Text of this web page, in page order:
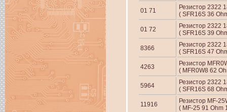
01 71
Резистор 2322
( SFR16S 36
01 72
Резистор 2322
( SFR16S 39
8366
Резистор 2322
( SFR16S 47
4263
Резистор
( MFR0W8 62
5964
Резистор 2322
( SFR16S 68
11916
Резистор MF-
( MF-25 91 Ohm